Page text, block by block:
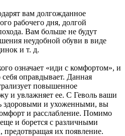
вам долгожданное
рабочего дня, долгой
Вам больше не будут
неудобной обуви в виде
и т. д.
означает «иди с комфортом», и
оправдывает. Данная
повышенное
и увлажняет ее. С Геволь ваши
здоровыми и ухоженными, вы
и расслабление. Помимо
и борется с различными
их появление.